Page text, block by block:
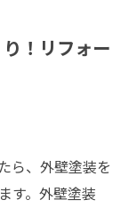
！リフォー
ら、外壁塗装を
す。外壁塗装